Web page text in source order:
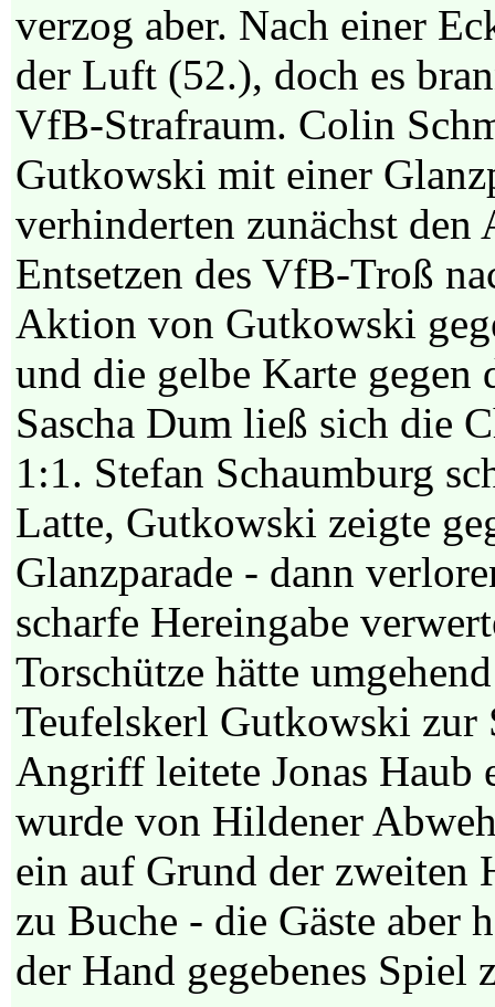
verzog aber. Nach einer
der Luft (52.), doch es
VfB-Strafraum. Colin
Gutkowski mit einer
verhinderten zunächst den
Entsetzen des VfB-Troß
Aktion von Gutkowski
und die gelbe Karte
Sascha Dum ließ sich die
1:1. Stefan Schaumburg
Latte, Gutkowski zeigte
Glanzparade - dann
scharfe Hereingabe
Torschütze hätte
Teufelskerl Gutkowski zur
Angriff leitete Jonas Haub
wurde von Hildener
ein auf Grund der zweiten
zu Buche - die Gäste aber
der Hand gegebenes Spiel